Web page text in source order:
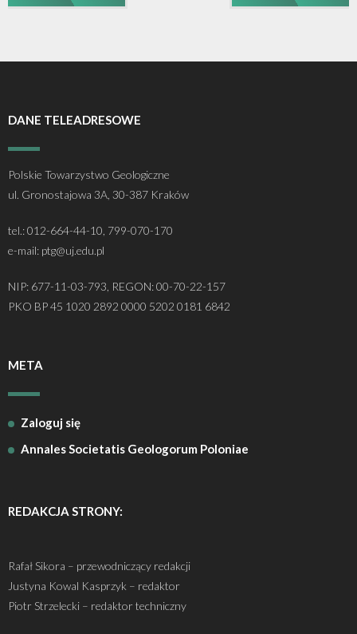
DANE TELEADRESOWE
Polskie Towarzystwo Geologiczne
ul. Gronostajowa 3A, 30-387 Kraków
tel.: 012-664-44-10, 799-070-170
e-mail: ptg@uj.edu.pl
NIP: 677-11-03-793, REGON: 00-70-22-157
PKO BP 45 1020 2892 0000 5202 0181 6842
META
Zaloguj się
Annales Societatis Geologorum Poloniae
REDAKCJA STRONY:
Rafał Sikora – przewodniczący redakcji
Justyna Kowal Kasprzyk – redaktor
Piotr Strzelecki – redaktor techniczny